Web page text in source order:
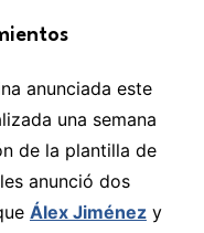
anunciada este
una semana
de la plantilla de
anunció dos
Álex Jiménezy